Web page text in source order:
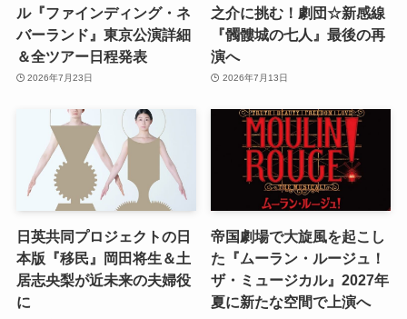
ル『ファインディング・ネ
バーランド』東京公演詳細
＆全ツアー日程発表
2026年7月23日
之介に挑む！劇団☆新感線
『髑髏城の七人』最後の再
演へ
2026年7月13日
日英共同プロジェクトの日
本版『移民』岡田将生＆土
居志央梨が近未来の夫婦役
に
帝国劇場で大旋風を起こし
た『ムーラン・ルージュ！
ザ・ミュージカル』2027年
夏に新たな空間で上演へ